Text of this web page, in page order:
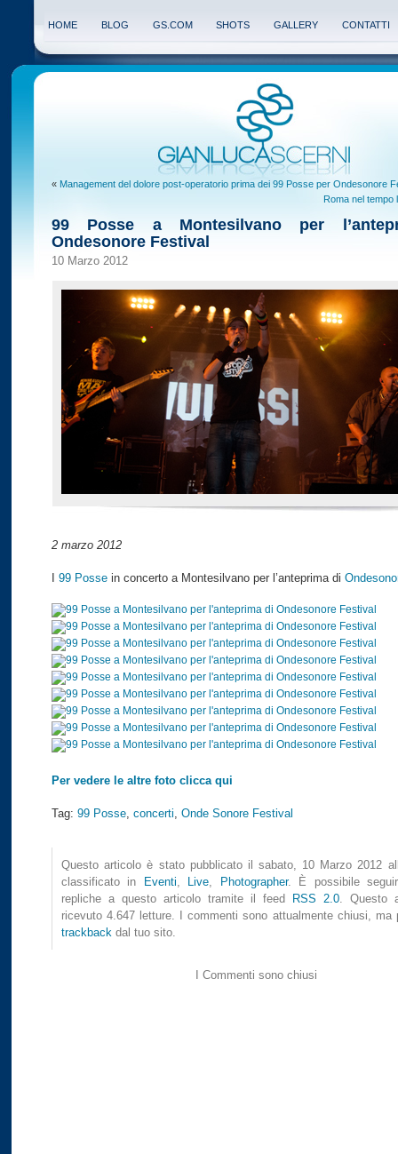
HOME BLOG GS.COM SHOTS GALLERY CONTATTI
« Management del dolore post-operatorio prima dei 99 Posse per Ondesonore
Roma nel tempo
99 Posse a Montesilvano per
Ondesonore Festival
10 Marzo 2012
2 marzo 2012
I 99 Posse in concerto a Montesilvano per l’anteprima di
Per vedere le altre foto clicca qui
Tag: 99 Posse concerti Onde Sonore Festival
Questo articolo è stato pubblicato il sabato, 10 Marzo 2012
classificato in Eventi Live Photographer. È possibile
repliche a questo articolo tramite il feed RSS 2.0 . Questo
ricevuto 4.647 letture. I commenti sono attualmente chiusi, ma
trackback dal tuo sito.
I Commenti sono chiusi